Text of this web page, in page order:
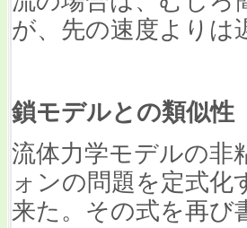
が、先の速度よりは
鎖モデルとの類似性
流体力学モデルの非
ォンの問題を定式化
来た。その式を再び